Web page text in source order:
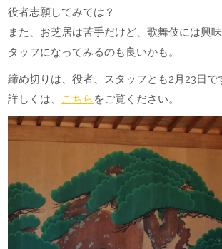
役者志願してみては？
また、お芝居は苦手だけど、歌舞伎には興
タッフになってみるのも良いかも。
締め切りは、役者、スタッフとも2月23日で
詳しくは、 こちら をご覧ください。